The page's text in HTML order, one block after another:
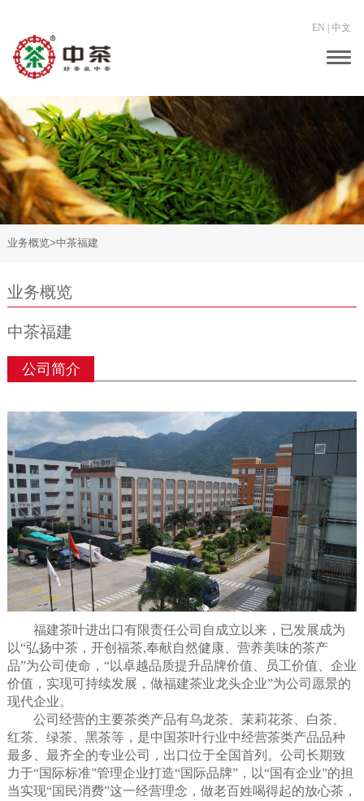
EN 中文
业务概览>中茶福建
业务概览
中茶福建
公司简介
福建茶叶进出口有限责任公司自成立以来，已发展成为
以“弘扬中茶，开创福茶,奉献自然健康、营养美味的茶产
品”为公司使命，“以卓越品质提升品牌价值、员工价值、企业
价值，实现可持续发展，做福建茶业龙头企业”为公司愿景的
现代企业。
公司经营的主要茶类产品有乌龙茶、茉莉花茶、白茶、
红茶、绿茶、黑茶等，是中国茶叶行业中经营茶类产品品种
最多、最齐全的专业公司，出口位于全国首列。公司长期致
力于“国际标准”管理企业打造“国际品牌”，以“国有企业”的担
当实现“国民消费”这一经营理念，做老百姓喝得起的放心茶，